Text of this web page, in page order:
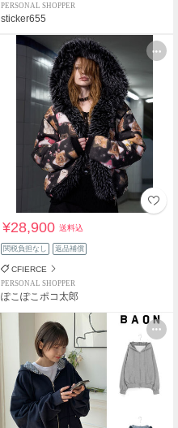
PERSONAL SHOPPER
sticker655
¥28,900送料込
関税負担なし 返品補償
CFIERCE
PERSONAL SHOPPER
ぽこぽこポコ太郎